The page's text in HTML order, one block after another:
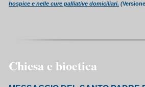
hospice e nelle cure palliative domiciliari. (
Chiesa e bioetica